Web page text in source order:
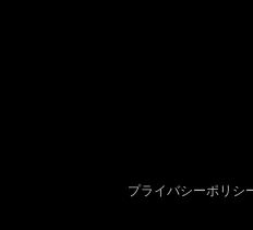
プライバシーポリシ